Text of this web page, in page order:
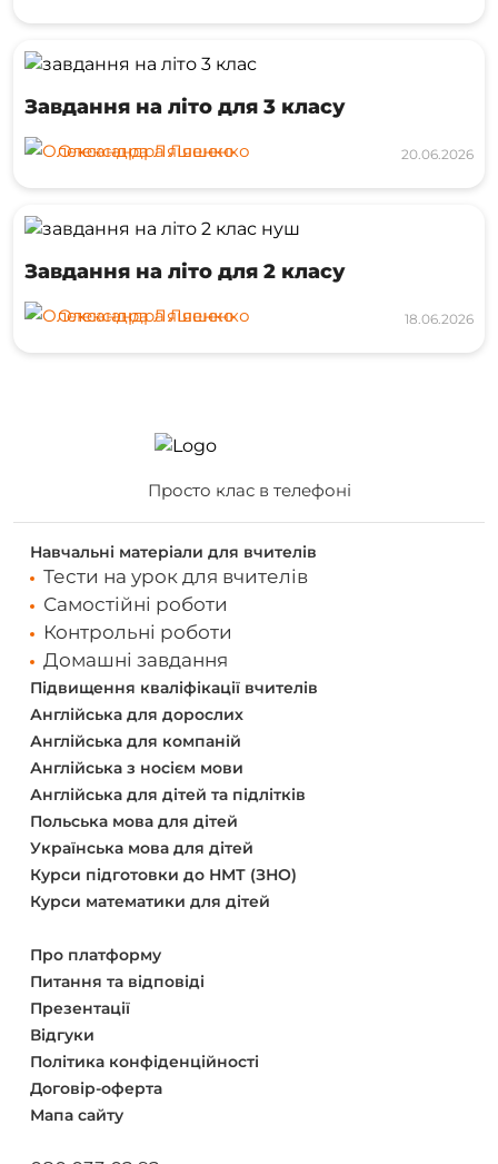
Завдання на літо для 3 класу
Олександра Ляшенко 20.06.2026
Завдання на літо для 2 класу
Олександра Ляшенко 18.06.2026
Просто клас в телефоні
Навчальні матеріали для вчителів
Тести на урок для вчителів
Самостійні роботи
Контрольні роботи
Домашні завдання
Підвищення кваліфікації вчителів
Англійська для дорослих
Англійська для компаній
Англійська з носієм мови
Англійська для дітей та підлітків
Польська мова для дітей
Українська мова для дітей
Курси підготовки до НМТ (ЗНО)
Курси математики для дітей
Про платформу
Питання та відповіді
Презентації
Відгуки
Політика конфіденційності
Договір-оферта
Мапа сайту